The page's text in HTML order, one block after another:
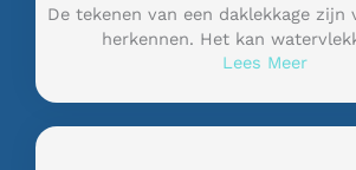
De tekenen van een daklekkage zijn
herkennen. Het kan
Lees Meer